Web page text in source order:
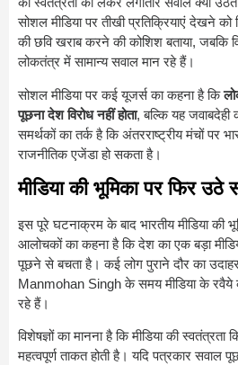
सोशल मीडिया पर तीखी प्रतिक्रियाएं देखने
की छवि खराब करने की कोशिश बताया, जबकि
लोकतंत्र में सामान्य सवाल मान रहे हैं।
सोशल मीडिया पर कई यूजर्स का कहना है कि
पूछना देश विरोध नहीं होता, बल्कि यह जवाबदेही
समर्थकों का तर्क है कि अंतरराष्ट्रीय मंचों पर
राजनीतिक एजेंडा हो सकता है।
मीडिया की भूमिका पर फिर उठे
इस पूरे घटनाक्रम के बाद भारतीय मीडिया की
आलोचकों का कहना है कि देश का एक बड़ा
पूछने से बचता है। कई लोग पुराने दौर का
Manmohan Singhके समय मीडिया के रवैये
रहे हैं।
विशेषज्ञों का मानना है कि मीडिया की
महत्वपूर्ण ताकत होती है। यदि पत्रकार